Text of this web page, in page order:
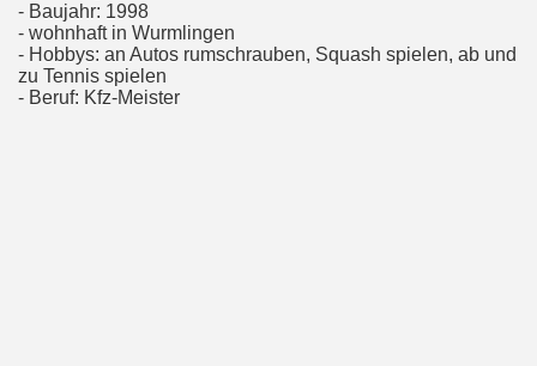
- Baujahr: 1998
- wohnhaft in Wurmlingen
- Hobbys: an Autos rumschrauben, Squash spielen, ab und
zu Tennis spielen
- Beruf: Kfz-Meister